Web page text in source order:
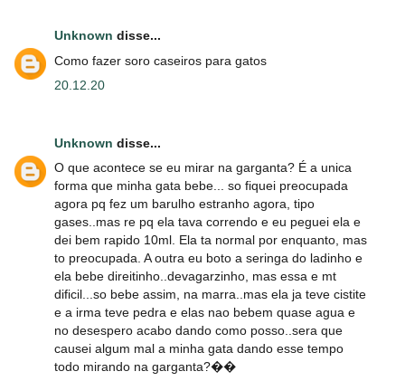
Unknown disse...
Como fazer soro caseiros para gatos
20.12.20
Unknown disse...
O que acontece se eu mirar na garganta? É a unica
forma que minha gata bebe... so fiquei preocupada
agora pq fez um barulho estranho agora, tipo
gases..mas re pq ela tava correndo e eu peguei ela e
dei bem rapido 10ml. Ela ta normal por enquanto, mas
to preocupada. A outra eu boto a seringa do ladinho e
ela bebe direitinho..devagarzinho, mas essa e mt
dificil...so bebe assim, na marra..mas ela ja teve cistite
e a irma teve pedra e elas nao bebem quase agua e
no desespero acabo dando como posso..sera que
causei algum mal a minha gata dando esse tempo
todo mirando na garganta?��